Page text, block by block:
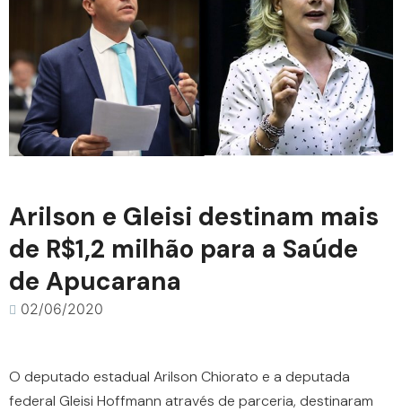
Arilson e Gleisi destinam mais
de R$1,2 milhão para a Saúde
de Apucarana
02/06/2020
O deputado estadual Arilson Chiorato e a deputada
federal Gleisi Hoffmann através de parceria, destinaram